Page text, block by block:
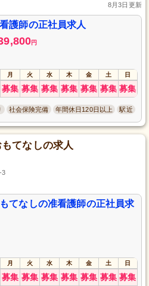
8月3日更新
護師の正社員求人
円
月 火 水 木 金 土 日
募集 募集 募集 募集 募集 募集 募集
社会保険完備 年間休日120日以上 駅近
てなしの求人
3
てなしの准看護師の正社員求
月 火 水 木 金 土 日
募集 募集 募集 募集 募集 募集 募集